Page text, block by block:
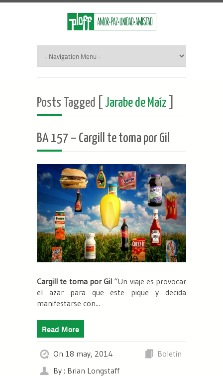
Posts Tagged [ Jarabe de Maíz
BA 157 – Cargill te toma por Gil
Cargill te toma por Gil “Un viaje es provocar
el azar para que este pique y decida
manifestarse con...
Read More
On 18 may, 2014
Boletin
By : Brian Longstaff